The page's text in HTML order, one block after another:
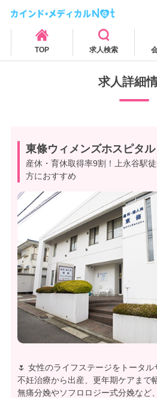
TOP 求人検索
求人詳細
東條ウィメンズホスピタル
産休・育休取得率9割！上永谷駅
方におすすめ
🌷 女性のライフステージをトータル
不妊治療から出産、更年期ケアまで
無痛分娩やソフロロジー式分娩など